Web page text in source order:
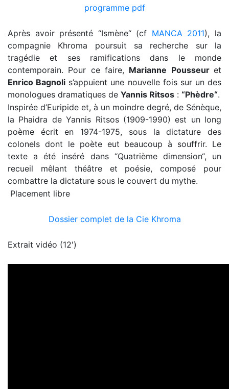
programme pdf
Après avoir présenté “Ismène“ (cf MANCA 2011), la
compagnie Khroma poursuit sa recherche sur la
tragédie et ses ramifications dans le monde
contemporain. Pour ce faire, Marianne Pousseuret
Enrico Bagnoli s’appuient une nouvelle fois sur un des
monologues dramatiques de Yannis Ritsos : “Phèdre“.
Inspirée d’Euripide et, à un moindre degré, de Sénèque,
la Phaidra de Yannis Ritsos (1909-1990) est un long
poème écrit en 1974-1975, sous la dictature des
colonels dont le poète eut beaucoup à souffrir. Le
texte a été inséré dans “Quatrième dimension“, un
recueil mêlant théâtre et poésie, composé pour
combattre la dictature sous le couvert du mythe.
Placement libre
Dossier complet de la Cie Khroma
Extrait vidéo (12')